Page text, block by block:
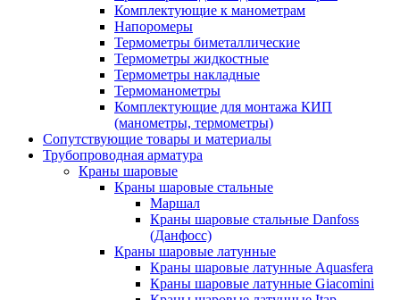
Комплектующие к манометрам
Напоромеры
Термометры биметаллические
Термометры жидкостные
Термометры накладные
Термоманометры
Комплектующие для монтажа КИП
(манометры, термометры)
Сопутствующие товары и материалы
Трубопроводная арматура
Краны шаровые
Краны шаровые стальные
Маршал
Краны шаровые стальные Danfoss
(Данфосс)
Краны шаровые латунные
Краны шаровые латунные Aquasfera
Краны шаровые латунные Giacomini